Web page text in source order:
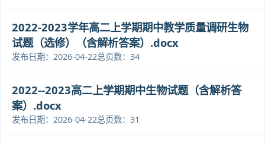
2022-2023学年高二上学期期中教学质量调研生物
试题（选修）（含解析答案）.docx
发布日期：2026-04-22总页数：34
2022--2023高二上学期期中生物试题（含解析答
案）.docx
发布日期：2026-04-22总页数：31